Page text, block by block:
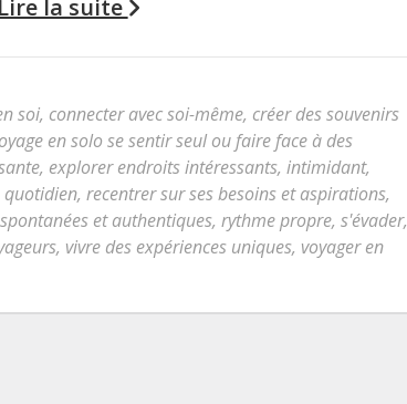
Lire la suite
soi, connecter avec soi-même, créer des souvenirs
en solo se sentir seul ou faire face à des
, explorer endroits intéressants, intimidant,
quotidien, recentrer sur ses besoins et aspirations,
et authentiques, rythme propre, s'évader,
, vivre des expériences uniques, voyager en